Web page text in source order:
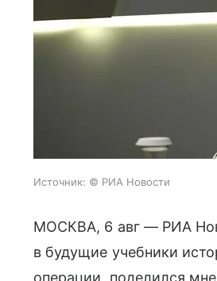
Источник: © РИА Новости
МОСКВА, 6 авг — РИА
в будущие учебники
операции, поделился